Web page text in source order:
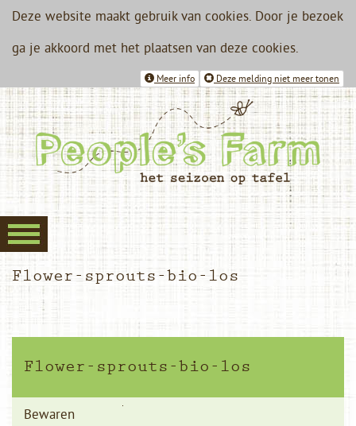
Deze website maakt gebruik van cookies. Door je bezoek
ga je akkoord met het plaatsen van deze cookies.
Deze melding niet meer tonen
Meer info
Flower-sprouts-bio-los
Flower-sprouts-bio-los
Bewaren